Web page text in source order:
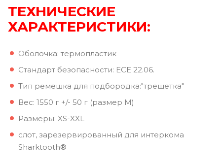
ТЕХНИЧЕСКИЕ
ХАРАКТЕРИСТИКИ:
Оболочка: термопластик
Стандарт безопасности: ECE 22.06.
Тип ремешка для подбородка:"трещетка"
Вес: 1550 г +/- 50 г (размер M)
Размеры: XS-XXL
слот, зарезервированный для интеркома
Sharktooth®